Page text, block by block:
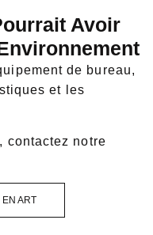
Avoir
de bureau,
et les
contactez notre
ART